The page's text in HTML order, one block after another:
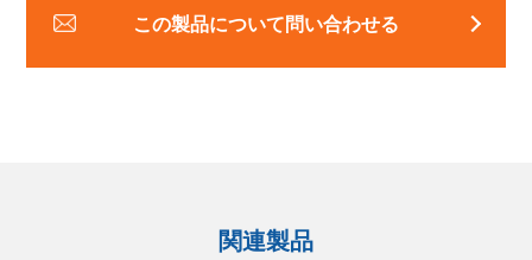
この製品について問い合わせる
関連製品